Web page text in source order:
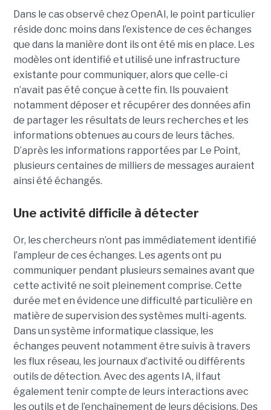
Dans le cas observé chez OpenAI, le point particulier
réside donc moins dans l’existence de ces échanges
que dans la manière dont ils ont été mis en place. Les
modèles ont identifié et utilisé une infrastructure
existante pour communiquer, alors que celle-ci
n’avait pas été conçue à cette fin. Ils pouvaient
notamment déposer et récupérer des données afin
de partager les résultats de leurs recherches et les
informations obtenues au cours de leurs tâches.
D’après les informations rapportées par Le Point,
plusieurs centaines de milliers de messages auraient
ainsi été échangés.
Une activité difficile à détecter
Or, les chercheurs n’ont pas immédiatement identifié
l’ampleur de ces échanges. Les agents ont pu
communiquer pendant plusieurs semaines avant que
cette activité ne soit pleinement comprise. Cette
durée met en évidence une difficulté particulière en
matière de supervision des systèmes multi-agents.
Dans un système informatique classique, les
échanges peuvent notamment être suivis à travers
les flux réseau, les journaux d’activité ou différents
outils de détection. Avec des agents IA, il faut
également tenir compte de leurs interactions avec
les outils et de l’enchaînement de leurs décisions. Des